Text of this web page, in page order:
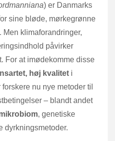
) er Danmarks
sine bløde, mørkegrønne
Men klimaforandringer,
påvirker
For at imødekomme disse
høj kvalitet i
nu nye metoder til
– blandt andet
, genetiske
dyrkningsmetoder.